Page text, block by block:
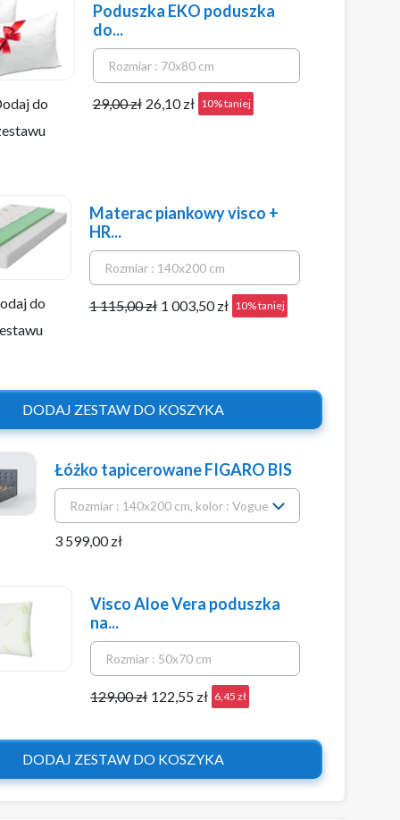
do
Poduszka EKO poduszka
do...
29,00 zł 26,10 zł 10% taniej
do
Materac piankowy visco +
HR...
1 115,00 zł 1 003,50 zł 10% taniej
DODAJ ZESTAW DO KOSZYKA
Łóżko tapicerowane FIGARO BIS
3 599,00 zł
Visco Aloe Vera poduszka
na...
129,00 zł 122,55 zł 6,45 zł
DODAJ ZESTAW DO KOSZYKA